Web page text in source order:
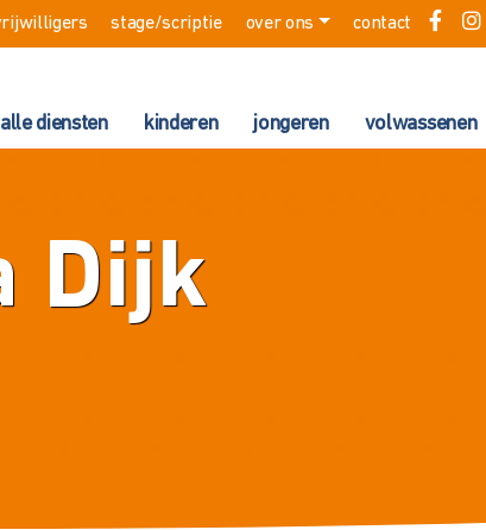
stage/scriptie over ons contact
alle diensten kinderen jongeren volwassenen
Dijk